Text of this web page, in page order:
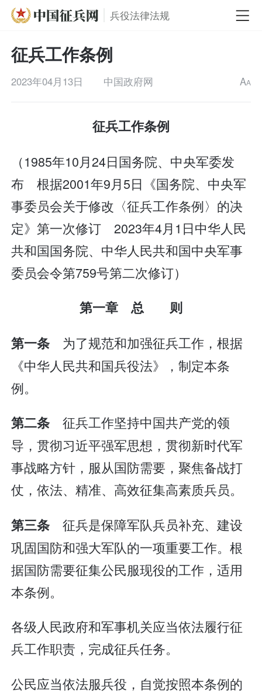
兵役法律法规
征兵工作条例
2023年04月13日 中国政府网 AA
征兵工作条例
（1985年10月24日国务院、中央军委发
布 根据2001年9月5日《国务院、中央军
事委员会关于修改〈征兵工作条例〉的决
定》第一次修订 2023年4月1日中华人民
共和国国务院、中华人民共和国中央军事
委员会令第759号第二次修订）
第一章 总 则
第一条 为了规范和加强征兵工作，根据
《中华人民共和国兵役法》，制定本条
例。
第二条 征兵工作坚持中国共产党的领
导，贯彻习近平强军思想，贯彻新时代军
事战略方针，服从国防需要，聚焦备战打
仗，依法、精准、高效征集高素质兵员。
第三条 征兵是保障军队兵员补充、建设
巩固国防和强大军队的一项重要工作。根
据国防需要征集公民服现役的工作，适用
本条例。
各级人民政府和军事机关应当依法履行征
兵工作职责，完成征兵任务。
公民应当依法服兵役，自觉按照本条例的